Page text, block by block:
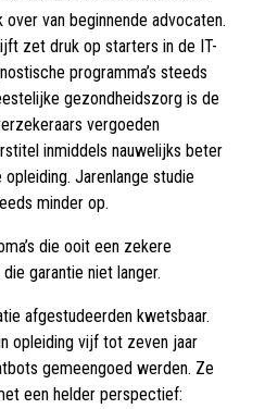
van beginnende advocaten.
zet druk op starters in de IT-
programma’s steeds
gezondheidszorg is de
vergoeden
inmiddels nauwelijks beter
opleiding. Jarenlange studie
minder op.
die ooit een zekere
garantie niet langer.
afgestudeerden kwetsbaar.
opleiding vijf tot zeven jaar
gemeengoed werden. Ze
een helder perspectief: